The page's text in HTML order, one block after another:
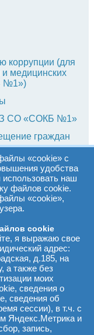
коррупции (для
и медицинских
№1»)
СО «СОКБ №1»
граждан
коррупции
коррупции
коррупции
НКО)
«cookie» с
удобства
наш
файлов cookie.
«cookie»,
cookie
я выражаю свое
адрес:
д.185, на
а также без
моих
сведения о
сведения об
сессии), в т.ч. с
Яндекс.Метрика и
запись,